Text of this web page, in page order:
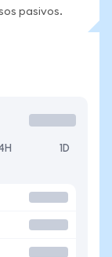
pasivos.
1D